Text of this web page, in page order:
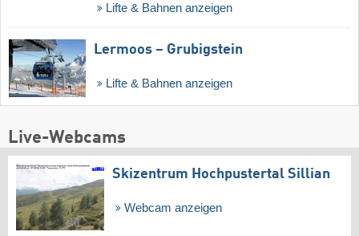
Lifte & Bahnen anzeigen
Lermoos – Grubigstein
Lifte & Bahnen anzeigen
Live-Webcams
Skizentrum Hochpustertal Sillian
Webcam anzeigen